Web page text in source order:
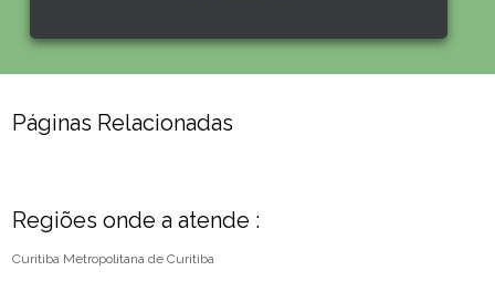
Páginas Relacionadas
Regiões onde a atende :
Curitiba Metropolitana de Curitiba